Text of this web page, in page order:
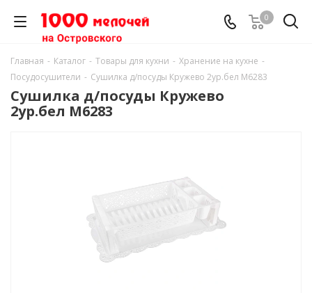
0
Главная - Каталог - Товары для кухни - Хранение на кухне -
Посудосушители - Сушилка д/посуды Кружево 2ур.бел М6283
Сушилка д/посуды Кружево
2ур.бел М6283